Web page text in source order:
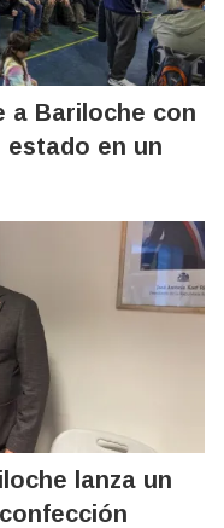
a Bariloche con
en un
lanza un